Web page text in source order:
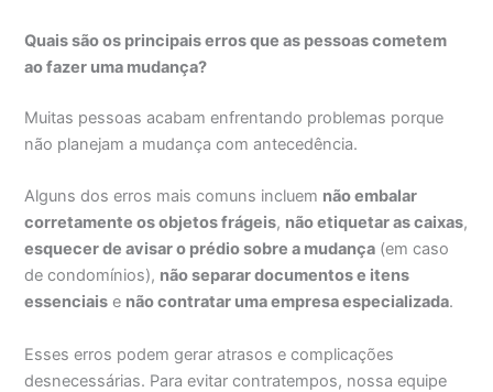
Quais são os principais erros que as pessoas cometem
ao fazer uma mudança?
Muitas pessoas acabam enfrentando problemas porque
não planejam a mudança com antecedência.
Alguns dos erros mais comuns incluem não embalar
corretamente os objetos frágeis, não etiquetar as caixas,
esquecer de avisar o prédio sobre a mudança (em caso
de condomínios), não separar documentos e itens
essenciais e não contratar uma empresa especializada.
Esses erros podem gerar atrasos e complicações
desnecessárias. Para evitar contratempos, nossa equipe